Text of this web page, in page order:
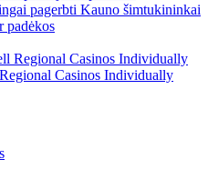
pagerbti Kauno šimtukininkai
padėkos
Casinos Individually